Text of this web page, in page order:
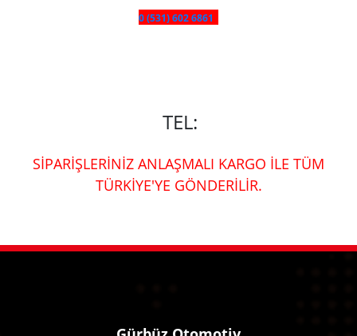
0 (531) 602 6861
TEL:
SİPARİŞLERİNİZ ANLAŞMALI KARGO İLE TÜM
TÜRKİYE'YE GÖNDERİLİR.